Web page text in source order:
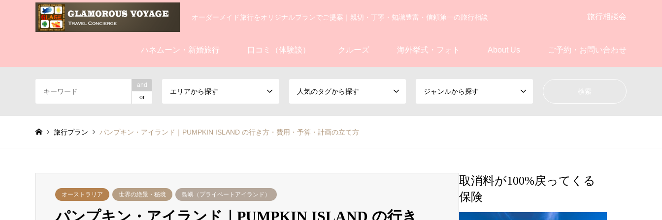
オーダーメイド旅行をオリジナルプランでご提案｜親切・丁寧・知識豊富・信頼第一の旅行相談 旅行相談会
ハネムーン・新婚旅行 口コミ（体験談） クルーズ 海外挙式・フォト About Us ご予約・お問い合わせ
and
or
エリアから探す 人気のタグから探す ジャンルから探す
旅行プラン パンプキン・アイランド｜PUMPKIN ISLAND の行き方・費用・予算・計画の立て方
オーストラリア 世界の絶景・秘境 島嶼（プライベートアイランド）
パンプキン・アイランド｜PUMPKIN ISLAND の行き
取消料が100%戻ってくる
保険